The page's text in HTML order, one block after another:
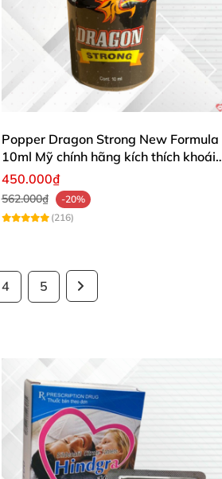
Popper Dragon Strong New Formula
10ml Mỹ chính hãng kích thích khoái
cảm
450.000₫
562.000₫
-20%
(216)
4 5